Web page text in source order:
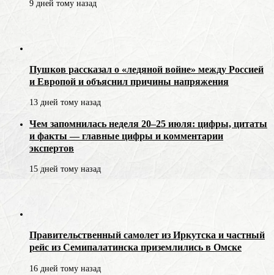
9 дней тому назад
Пушков рассказал о «ледяной войне» между Россией
и Европой и объяснил причины напряжения
13 дней тому назад
Чем запомнилась неделя 20–25 июля: цифры, цитаты
и факты — главные цифры и комментарии
экспертов
15 дней тому назад
Правительственный самолет из Иркутска и частный
рейс из Семипалатинска приземлились в Омске
16 дней тому назад